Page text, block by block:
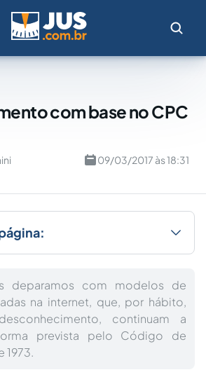
com base no CPC
09/03/2017 às 18:31
deparamos com modelos de
na internet, que, por hábito,
continuam a
prevista pelo Código de
1973.